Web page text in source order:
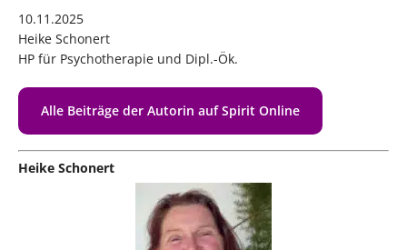
10.11.2025
Heike Schonert
HP für Psychotherapie und Dipl.-Ök.
Alle Beiträge der Autorin auf Spirit Online
Heike Schonert